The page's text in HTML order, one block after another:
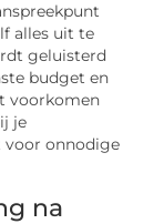
alles uit te
geluisterd
budget en
voorkomen
je
voor onnodige
na